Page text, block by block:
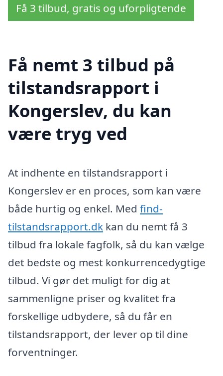
Få 3 tilbud, gratis og uforpligtende
Få nemt 3 tilbud på
tilstandsrapport i
Kongerslev, du kan
være tryg ved
At indhente en tilstandsrapport i
Kongerslev er en proces, som kan være
både hurtig og enkel. Med find-
tilstandsrapport.dk kan du nemt få 3
tilbud fra lokale fagfolk, så du kan vælge
det bedste og mest konkurrencedygtige
tilbud. Vi gør det muligt for dig at
sammenligne priser og kvalitet fra
forskellige udbydere, så du får en
tilstandsrapport, der lever op til dine
forventninger.